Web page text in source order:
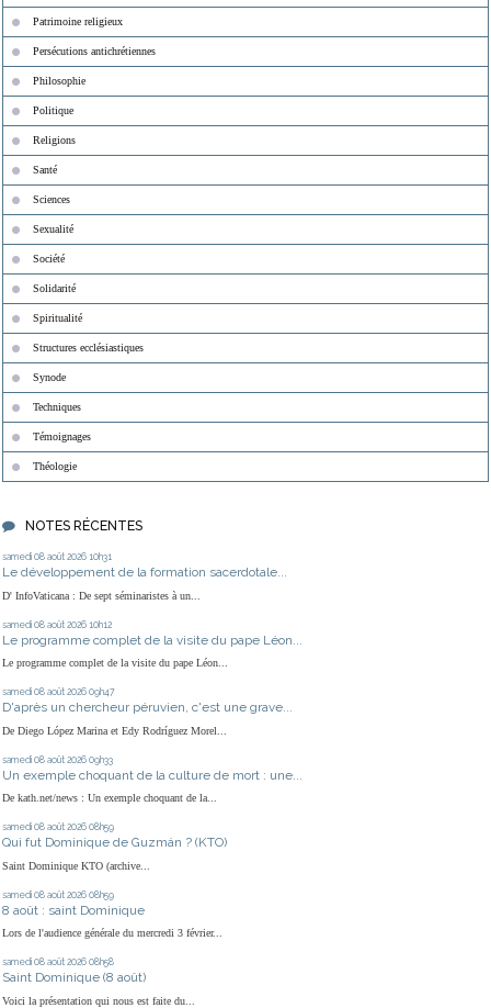
Patrimoine religieux
Persécutions antichrétiennes
Philosophie
Politique
Religions
Santé
Sciences
Sexualité
Société
Solidarité
Spiritualité
Structures ecclésiastiques
Synode
Techniques
Témoignages
Théologie
NOTES RÉCENTES
samedi 08 août 2026 10h31
Le développement de la formation sacerdotale...
D' InfoVaticana : De sept séminaristes à un...
samedi 08 août 2026 10h12
Le programme complet de la visite du pape Léon...
Le programme complet de la visite du pape Léon...
samedi 08 août 2026 09h47
D'après un chercheur péruvien, c'est une grave...
De Diego López Marina et Edy Rodríguez Morel...
samedi 08 août 2026 09h33
Un exemple choquant de la culture de mort : une...
De kath.net/news : Un exemple choquant de la...
samedi 08 août 2026 08h59
Qui fut Dominique de Guzmán ? (KTO)
Saint Dominique KTO (archive...
samedi 08 août 2026 08h59
8 août : saint Dominique
Lors de l'audience générale du mercredi 3 février...
samedi 08 août 2026 08h58
Saint Dominique (8 août)
Voici la présentation qui nous est faite du...